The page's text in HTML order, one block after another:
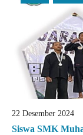
22 Desember 2024
Siswa SMK